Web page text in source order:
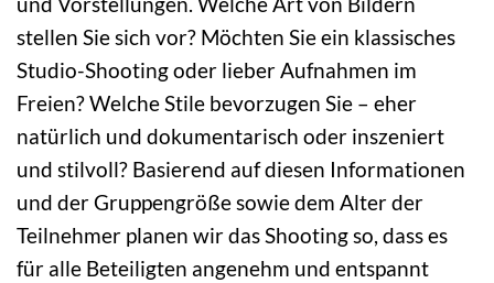
stellen Sie sich vor? Möchten Sie ein klassisches
Studio-Shooting oder lieber Aufnahmen im
Freien? Welche Stile bevorzugen Sie – eher
natürlich und dokumentarisch oder inszeniert
und stilvoll? Basierend auf diesen Informationen
und der Gruppengröße sowie dem Alter der
Teilnehmer planen wir das Shooting so, dass es
für alle Beteiligten angenehm und entspannt